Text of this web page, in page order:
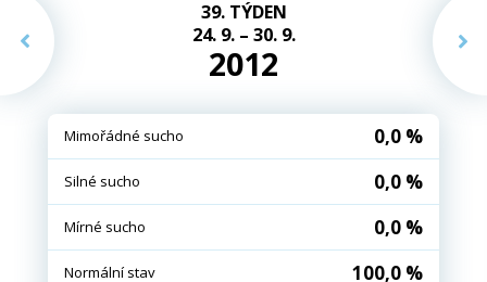
39. TÝDEN
24. 9. – 30. 9.
2012
Mimořádné sucho 0,0 %
Silné sucho 0,0 %
Mírné sucho 0,0 %
Normální stav 100,0 %